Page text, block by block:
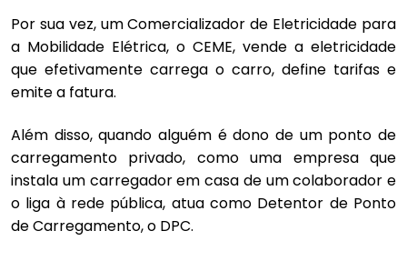
Por sua vez, um Comercializador de Eletricidade para
a Mobilidade Elétrica, o CEME, vende a eletricidade
que efetivamente carrega o carro, define tarifas e
emite a fatura.
Além disso, quando alguém é dono de um ponto de
carregamento privado, como uma empresa que
instala um carregador em casa de um colaborador e
o liga à rede pública, atua como Detentor de Ponto
de Carregamento, o DPC.